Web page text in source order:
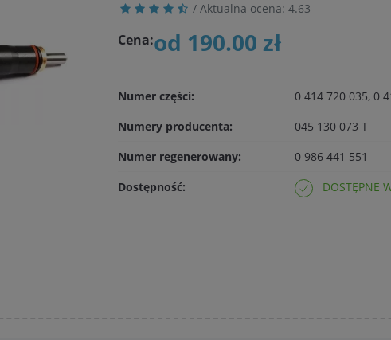
/ Aktualna ocena: 4.63
Cena:od 190.00 zł
Numer części:
0 414 720 035, 0
Numery producenta:
045 130 073 T
Numer regenerowany:
0 986 441 551
Dostępność:
DOSTĘPNE